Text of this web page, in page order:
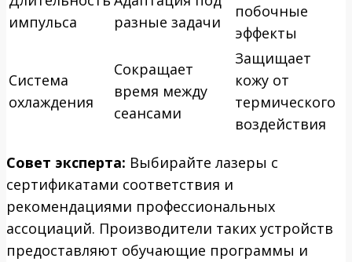
импульса
разные задачи
побочные
эффекты
Система
охлаждения
Сокращает
время между
сеансами
Защищает
кожу от
термического
воздействия
Совет эксперта: Выбирайте лазеры с
сертификатами соответствия и
рекомендациями профессиональных
ассоциаций. Производители таких устройств
предоставляют обучающие программы и